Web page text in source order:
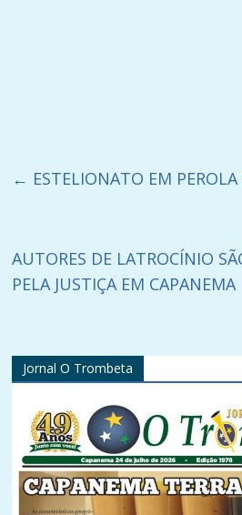
← ESTELIONATO EM PEROLA
AUTORES DE LATROCÍNIO
PELA JUSTIÇA EM CAPANEMA
Jornal O Trombeta